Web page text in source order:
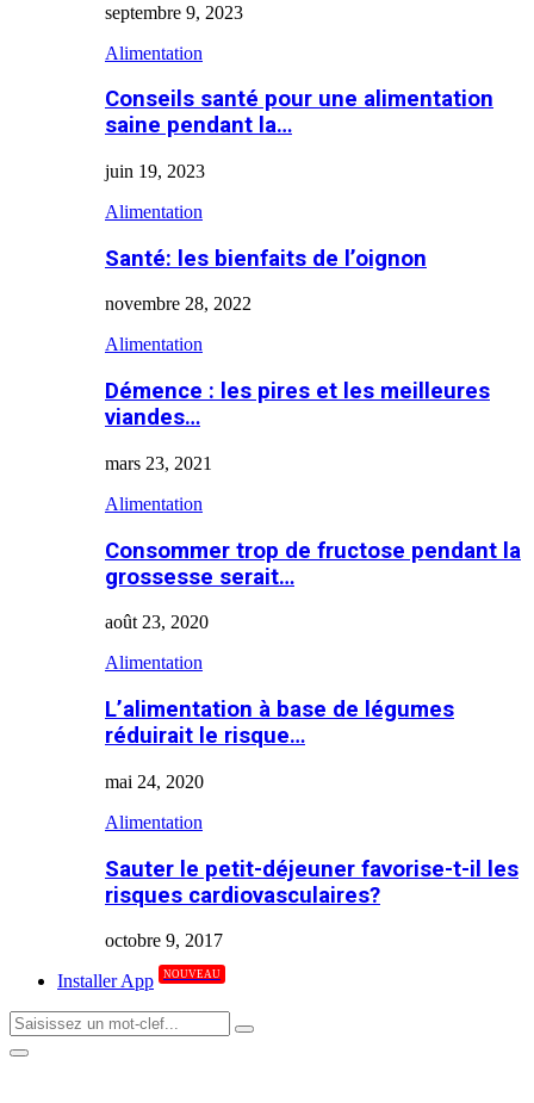
septembre 9, 2023
Alimentation
Conseils santé pour une alimentation
saine pendant la…
juin 19, 2023
Alimentation
Santé: les bienfaits de l’oignon
novembre 28, 2022
Alimentation
Démence : les pires et les meilleures
viandes…
mars 23, 2021
Alimentation
Consommer trop de fructose pendant la
grossesse serait…
août 23, 2020
Alimentation
L’alimentation à base de légumes
réduirait le risque…
mai 24, 2020
Alimentation
Sauter le petit-déjeuner favorise-t-il les
risques cardiovasculaires?
octobre 9, 2017
Installer App
NOUVEAU
Search
for:
Search
Primary